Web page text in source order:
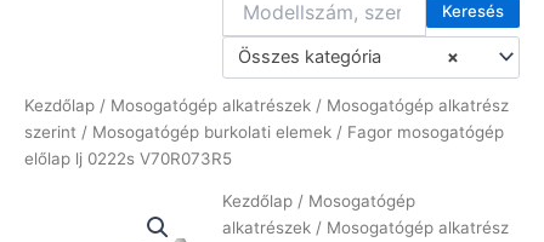
Keresés
×
Összes kategória
Kezdőlap / Mosogatógép alkatrészek / Mosogatógép alkatrész
szerint / Mosogatógép burkolati elemek / Fagor mosogatógép
előlap lj 0222s V70R073R5
Kezdőlap / Mosogatógép
alkatrészek / Mosogatógép alkatrész